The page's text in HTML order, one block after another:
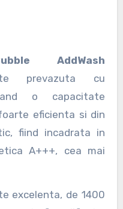
AddWash
prevazuta cu
o capacitate
eficienta si din
fiind incadrata in
A+++, cea mai
excelenta, de 1400